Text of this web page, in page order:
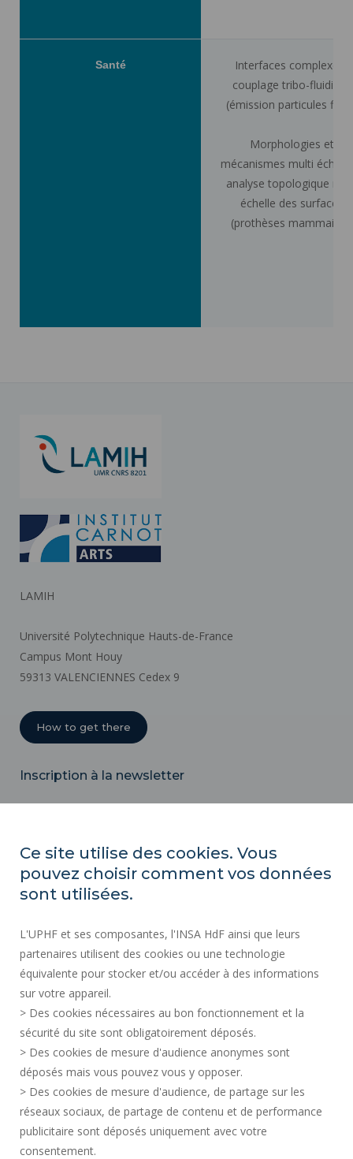
Santé
Interfaces complexes :
couplage tribo-fluidique
(émission particules
Morphologies et
mécanismes multi
analyse topologique
échelle des surfaces
(prothèses mammaires)
LAMIH
Université Polytechnique Hauts-de-France
Campus Mont Houy
59313 VALENCIENNES Cedex 9
How to get there
Inscription à la newsletter
REGULATORY ACTS
PUBLIC PROCUREMENT
LEGAL INFORMATION
PRESS AREA
RECRUITMENTS
SITE MAP
PERSONAL DATA
ACCESSIBILITY
Ce site utilise des cookies. Vous
pouvez choisir comment vos données
sont utilisées.
L'UPHF et ses composantes, l'INSA HdF ainsi que leurs
partenaires utilisent des cookies ou une technologie
équivalente pour stocker et/ou accéder à des informations
sur votre appareil.
> Des cookies nécessaires au bon fonctionnement et la
sécurité du site sont obligatoirement déposés.
> Des cookies de mesure d'audience anonymes sont
déposés mais vous pouvez vous y opposer.
> Des cookies de mesure d'audience, de partage sur les
réseaux sociaux, de partage de contenu et de performance
publicitaire sont déposés uniquement avec votre
consentement.